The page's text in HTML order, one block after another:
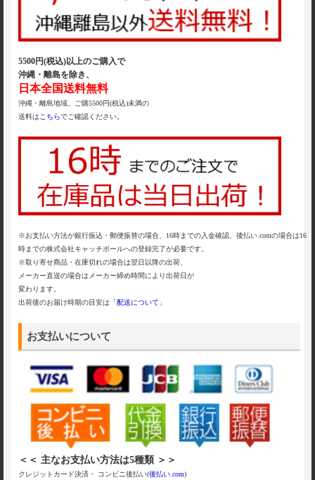
5500円(税込)以上のご購入で
沖縄・離島を除き、
日本全国送料無料
沖縄・離島地域、ご購5500円(税込)未満の
送料は こちらでご確認ください。
※お支払い方法が銀行振込・郵便振替の場合、16時までの入金確認、後払い.comの場合は16
時までの株式会社キャッチボールへの登録完了が必要です。
※取り寄せ商品・在庫切れの場合は翌日以降の出荷、
メーカー直送の場合はメーカー締め時間により出荷日が
変わります。
出荷後のお届け時期の目安は「 配送について 」
お支払いについて
＜＜ 主なお支払い方法は5種類 ＞＞
クレジットカード決済・ コンビニ後払い(後払い.com)